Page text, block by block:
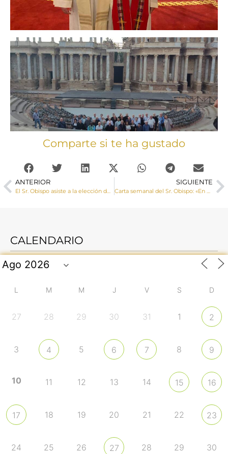
Comparte si te ha gustado
ANTERIOR
El Sr. Obispo asiste a la elección de la nueva Madre Priora y Consejeras en el Monasterio de las MM. Trinitarias de San Clemente
SIGUIENTE
Carta semanal del Sr. Obispo: «En cualquiera de las fases del desarrollo del ser humano vivo, el acto abortivo elimina una vida humana»
CALENDARIO
L M M J V S D
27 28 29 30 31 1 2
3 4 5 6 7 8 9
10 11 12 13 14 15 16
17 18 19 20 21 22 23
24 25 26 27 28 29 30